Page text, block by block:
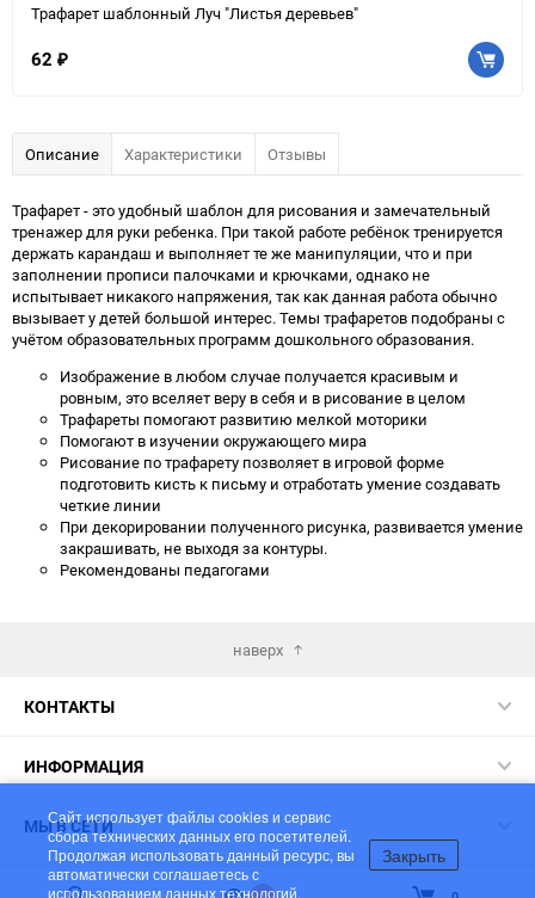
Сайт использует файлы cookies и сервис
сбора технических данных его посетителей.
Продолжая использовать данный ресурс, вы
автоматически соглашаетесь с
использованием данных технологий.
Закрыть
Трафарет шаблонный Луч "Листья деревьев"
62 ₽
Описание Характеристики Отзывы
Трафарет - это удобный шаблон для рисования и замечательный
тренажер для руки ребенка. При такой работе ребёнок тренируется
держать карандаш и выполняет те же манипуляции, что и при
заполнении прописи палочками и крючками, однако не
испытывает никакого напряжения, так как данная работа обычно
вызывает у детей большой интерес. Темы трафаретов подобраны с
учётом образовательных программ дошкольного образования.
Изображение в любом случае получается красивым и
ровным, это вселяет веру в себя и в рисование в целом
Трафареты помогают развитию мелкой моторики
Помогают в изучении окружающего мира
Рисование по трафарету позволяет в игровой форме
подготовить кисть к письму и отработать умение создавать
четкие линии
При декорировании полученного рисунка, развивается умение
закрашивать, не выходя за контуры.
Рекомендованы педагогами
наверх
КОНТАКТЫ
ИНФОРМАЦИЯ
МЫ В СЕТИ
© 2026 ЛУЧ - Мир в ярких красках!